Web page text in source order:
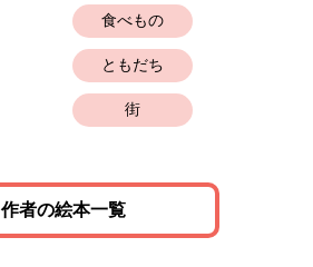
食べもの
ともだち
街
作者の絵本一覧